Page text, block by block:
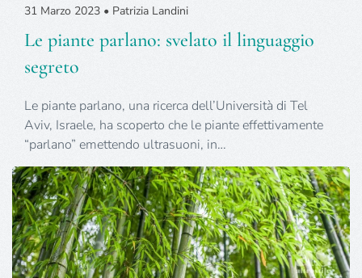
31 Marzo 2023 • Patrizia Landini
Le piante parlano: svelato il linguaggio
segreto
Le piante parlano, una ricerca dell’Università di Tel
Aviv, Israele, ha scoperto che le piante effettivamente
“parlano” emettendo ultrasuoni, in…